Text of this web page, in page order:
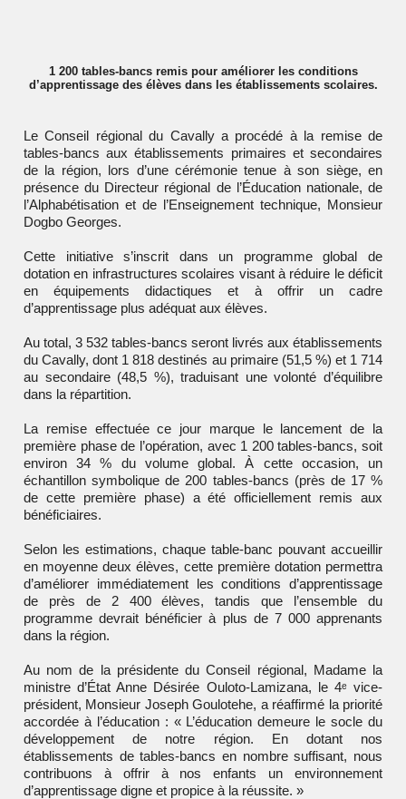
1 200 tables-bancs remis pour améliorer les conditions
d’apprentissage des élèves dans les établissements scolaires.
Le Conseil régional du Cavally a procédé à la remise de
tables-bancs aux établissements primaires et secondaires
de la région, lors d’une cérémonie tenue à son siège, en
présence du Directeur régional de l’Éducation nationale, de
l’Alphabétisation et de l’Enseignement technique, Monsieur
Dogbo Georges.
Cette initiative s’inscrit dans un programme global de
dotation en infrastructures scolaires visant à réduire le déficit
en équipements didactiques et à offrir un cadre
d’apprentissage plus adéquat aux élèves.
Au total, 3 532 tables-bancs seront livrés aux établissements
du Cavally, dont 1 818 destinés au primaire (51,5 %) et 1 714
au secondaire (48,5 %), traduisant une volonté d’équilibre
dans la répartition.
La remise effectuée ce jour marque le lancement de la
première phase de l’opération, avec 1 200 tables-bancs, soit
environ 34 % du volume global. À cette occasion, un
échantillon symbolique de 200 tables-bancs (près de 17 %
de cette première phase) a été officiellement remis aux
bénéficiaires.
Selon les estimations, chaque table-banc pouvant accueillir
en moyenne deux élèves, cette première dotation permettra
d’améliorer immédiatement les conditions d’apprentissage
de près de 2 400 élèves, tandis que l’ensemble du
programme devrait bénéficier à plus de 7 000 apprenants
dans la région.
Au nom de la présidente du Conseil régional, Madame la
ministre d’État Anne Désirée Ouloto-Lamizana, le 4ᵉ vice-
président, Monsieur Joseph Goulotehe, a réaffirmé la priorité
accordée à l’éducation : « L’éducation demeure le socle du
développement de notre région. En dotant nos
établissements de tables-bancs en nombre suffisant, nous
contribuons à offrir à nos enfants un environnement
d’apprentissage digne et propice à la réussite. »